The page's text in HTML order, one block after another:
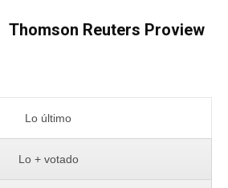
Thomson Reuters Proview
Lo último
Lo + votado